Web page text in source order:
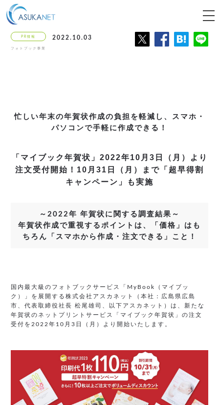
PR情報 2022.10.03
フォトブック事業
忙しい年末の年賀状作成の負担を軽減し、スマホ・
パソコンで手軽に作成できる！
「マイブック年賀状」 2022年10月3日（月）より
注文受付開始！ 10月31日（月）まで「超早得割
キャンペーン」も実施
～2022年 年賀状に関する調査結果～
年賀状作成で重視するポイントは、「価格」はも
ちろん「スマホから作成・注文できる」こと！
国内最大級のフォトブックサービス「MyBook（マイブッ
ク）」を展開する株式会社アスカネット（本社：広島県広島
市、代表取締役社長 松尾雄司、以下アスカネット）は、新たな
年賀状のネットプリントサービス「マイブック年賀状」の注文
受付を2022年10月3日（月）より開始いたします。